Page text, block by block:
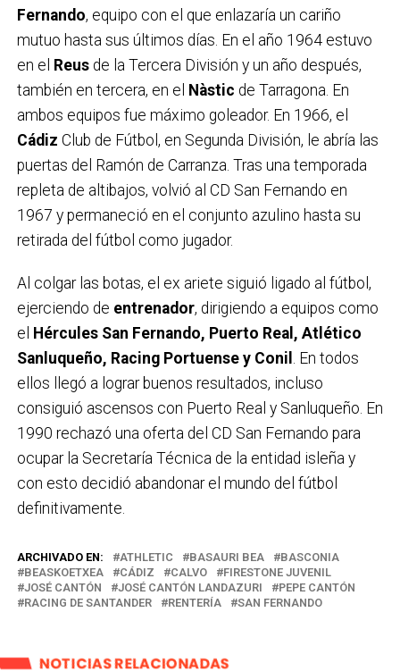
Fernando, equipo con el que enlazaría un cariño
mutuo hasta sus últimos días. En el año 1964 estuvo
en el Reusde la Tercera División y un año después,
también en tercera, en el Nàstic de Tarragona. En
ambos equipos fue máximo goleador. En 1966, el
Cádiz Club de Fútbol, en Segunda División, le abría las
puertas del Ramón de Carranza. Tras una temporada
repleta de altibajos, volvió al CD San Fernando en
1967 y permaneció en el conjunto azulino hasta su
retirada del fútbol como jugador.
Al colgar las botas, el ex ariete siguió ligado al fútbol,
ejerciendo de entrenador, dirigiendo a equipos como
el Hércules San Fernando, Puerto Real, Atlético
Sanluqueño, Racing Portuense y Conil
. En todos
ellos llegó a lograr buenos resultados, incluso
consiguió ascensos con Puerto Real y Sanluqueño. En
1990 rechazó una oferta del CD San Fernando para
ocupar la Secretaría Técnica de la entidad isleña y
con esto decidió abandonar el mundo del fútbol
definitivamente.
ARCHIVADO EN: ATHLETIC BASAURI BEA
BASCONIA
BEASKOETXEA
CÁDIZ CALVO
FIRESTONE JUVENIL
JOSÉ CANTÓN
JOSÉ CANTÓN LANDAZURI
PEPE CANTÓN
RACING DE SANTANDER
RENTERÍA SAN FERNANDO
NOTICIAS RELACIONADAS